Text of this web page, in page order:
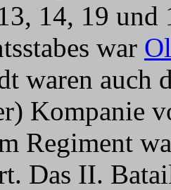
14, 19 und
war
waren
Kompanie
Regiment
Das II.